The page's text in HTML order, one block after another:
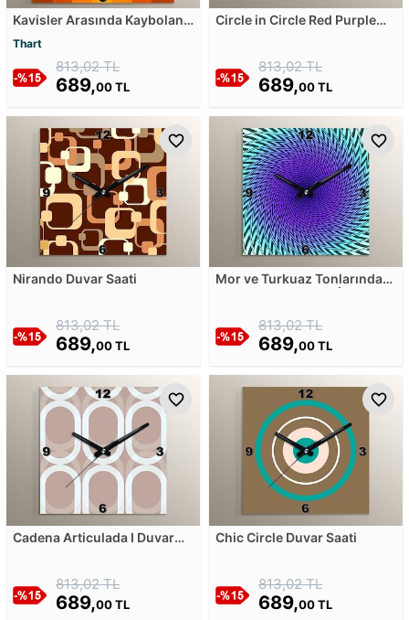
Kavisler Arasında Kaybolan
Thart
813,02 TL
689,00 TL
Circle in Circle Red Purple
813,02 TL
689,00 TL
Nirando Duvar Saati
813,02 TL
689,00 TL
Mor ve Turkuaz Tonlarında
813,02 TL
689,00 TL
Cadena Articulada I Duvar
813,02 TL
689,00 TL
Chic Circle Duvar Saati
813,02 TL
689,00 TL